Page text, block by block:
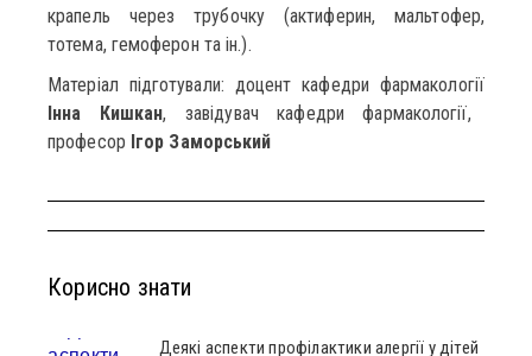
крапель через трубочку (актиферин, мальтофер,
тотема, гемоферон та ін.).
Матеріал підготували: доцент кафедри фармакології
Інна Кишкан, завідувач кафедри фармакології,
професор Ігор Заморський
Корисно знати
Деякі аспекти профілактики алергії у дітей